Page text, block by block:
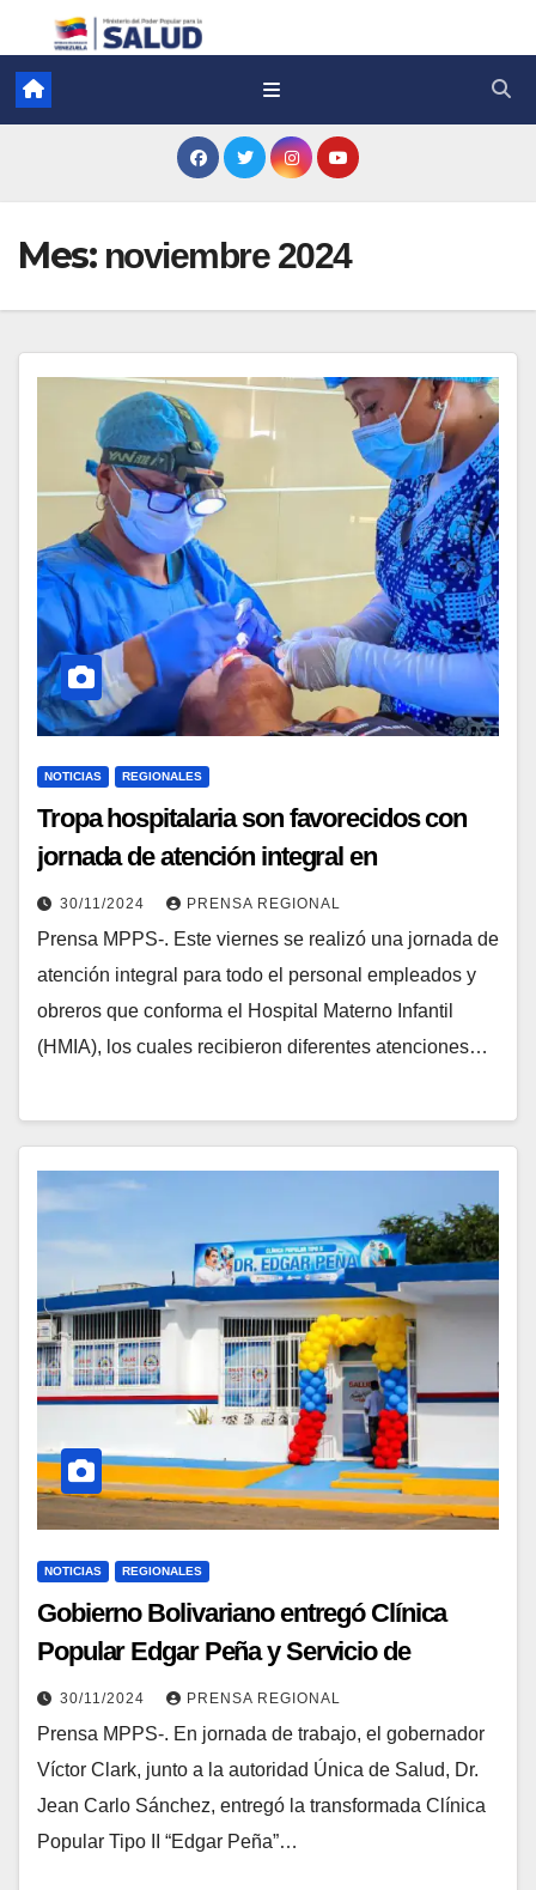
Mes: noviembre 2024
NOTICIAS REGIONALES
Tropa hospitalaria son favorecidos con
jornada de atención integral en
Amazonas
30/11/2024 PRENSA REGIONAL
Prensa MPPS-. Este viernes se realizó una jornada de
atención integral para todo el personal empleados y
obreros que conforma el Hospital Materno Infantil
(HMIA), los cuales recibieron diferentes atenciones…
NOTICIAS REGIONALES
Gobierno Bolivariano entregó Clínica
Popular Edgar Peña y Servicio de
Psiquiatría y Salud Mental Felix José
Quiñones en Falcón
30/11/2024 PRENSA REGIONAL
Prensa MPPS-. En jornada de trabajo, el gobernador
Víctor Clark, junto a la autoridad Única de Salud, Dr.
Jean Carlo Sánchez, entregó la transformada Clínica
Popular Tipo II “Edgar Peña”…